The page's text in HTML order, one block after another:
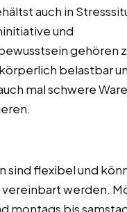
auch in
und
gehören
belastbar
mal schwere
sind flexibel und
werden.
montags bis